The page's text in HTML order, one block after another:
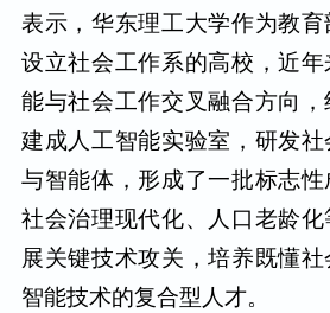
表示，华东理工大学作为教
设立社会工作系的高校，近
能与社会工作交叉融合方向，
建成人工智能实验室，研发
与智能体，形成了一批标志
社会治理现代化、人口老龄
展关键技术攻关，培养既懂
智能技术的复合型人才。